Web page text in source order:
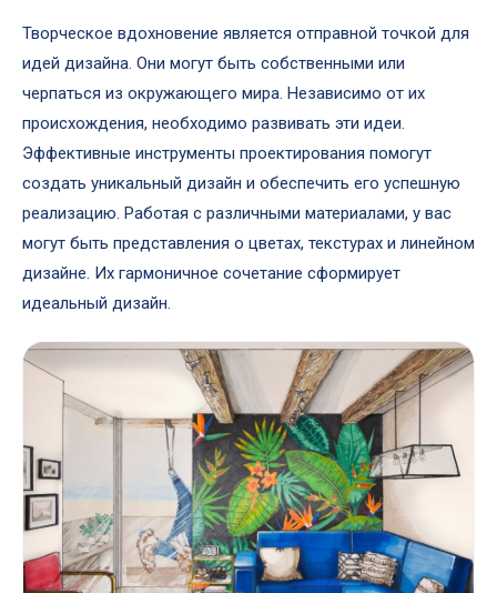
Творческое вдохновение является отправной точкой для
идей дизайна. Они могут быть собственными или
черпаться из окружающего мира. Независимо от их
происхождения, необходимо развивать эти идеи.
Эффективные инструменты проектирования помогут
создать уникальный дизайн и обеспечить его успешную
реализацию. Работая с различными материалами, у вас
могут быть представления о цветах, текстурах и линейном
дизайне. Их гармоничное сочетание сформирует
идеальный дизайн.